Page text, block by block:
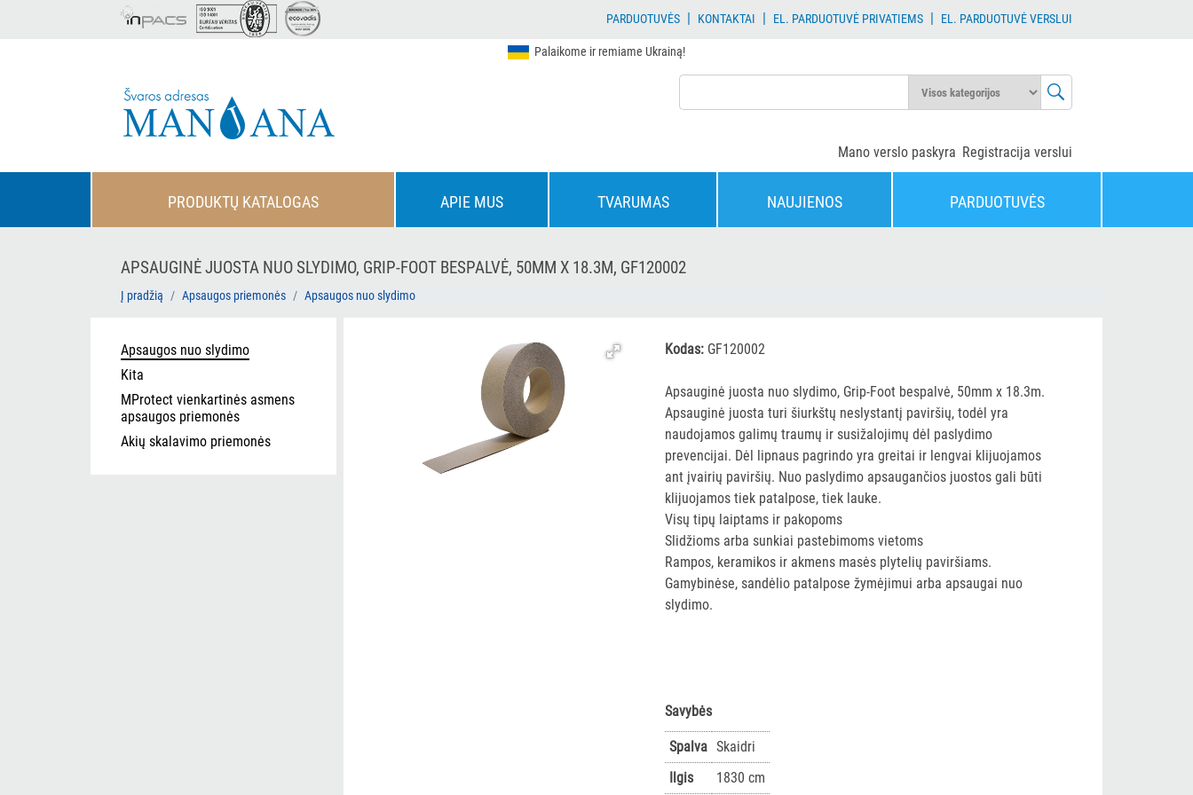
PARDUOTUVĖS| KONTAKTAI | EL. PARDUOTUVĖ PRIVATIEMS| EL. PARDUOTUVĖ VERSLUI
Palaikome ir remiame Ukrainą!
Registracija verslui
Mano verslo paskyra
PRODUKTŲ KATALOGAS APIE MUS TVARUMAS NAUJIENOS PARDUOTUVĖS
APSAUGINĖ JUOSTA NUO SLYDIMO, GRIP-FOOT BESPALVĖ, 50MM X 18.3M, GF120002
Į pradžią Apsaugos priemonės Apsaugos nuo slydimo
Apsaugos nuo slydimo
Kita
MProtect vienkartinės asmens
apsaugos priemonės
Akių skalavimo priemonės
Kodas: GF120002
Apsauginė juosta nuo slydimo, Grip-Foot bespalvė, 50mm x 18.3m.
Apsauginė juosta turi šiurkštų neslystantį paviršių, todėl yra
naudojamos galimų traumų ir susižalojimų dėl paslydimo
prevencijai. Dėl lipnaus pagrindo yra greitai ir lengvai klijuojamos
ant įvairių paviršių. Nuo paslydimo apsaugančios juostos gali būti
klijuojamos tiek patalpose, tiek lauke.
Visų tipų laiptams ir pakopoms
Slidžioms arba sunkiai pastebimoms vietoms
Rampos, keramikos ir akmens masės plytelių paviršiams.
Gamybinėse, sandėlio patalpose žymėjimui arba apsaugai nuo
slydimo.
Savybės
Spalva Skaidri
Ilgis
1830 cm